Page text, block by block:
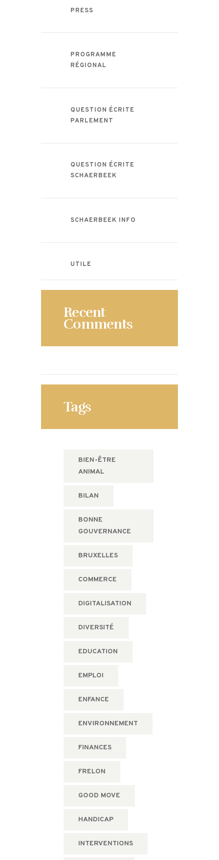
PRESS
PROGRAMME
RÉGIONAL
QUESTION ÉCRITE
PARLEMENT
QUESTION ÉCRITE
SCHAERBEEK
SCHAERBEEK INFO
UTILE
Recent
Comments
Tags
BIEN-ÊTRE
ANIMAL
BILAN
BONNE
GOUVERNANCE
BRUXELLES
COMMERCE
DIGITALISATION
DIVERSITÉ
EDUCATION
EMPLOI
ENFANCE
ENVIRONNEMENT
FINANCES
FRELON
GOOD MOVE
HANDICAP
INTERVENTIONS